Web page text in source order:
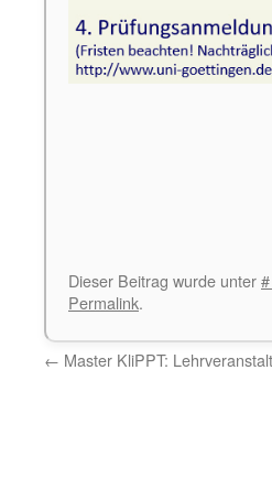
Dieser Beitrag wurde unter
Permalink.
← Master KliPPT: